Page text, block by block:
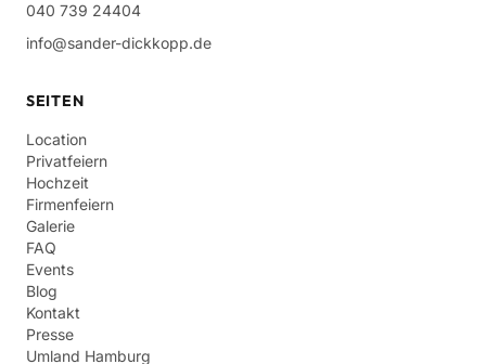
040 739 24404
info@sander-dickkopp.de
SEITEN
Location
Privatfeiern
Hochzeit
Firmenfeiern
Galerie
FAQ
Events
Blog
Kontakt
Presse
Umland Hamburg